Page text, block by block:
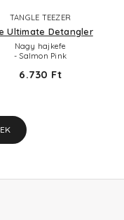
TANGLE TEEZER
Ultimate Detangler
Nagy hajkefe
- Salmon Pink
6.730 Ft